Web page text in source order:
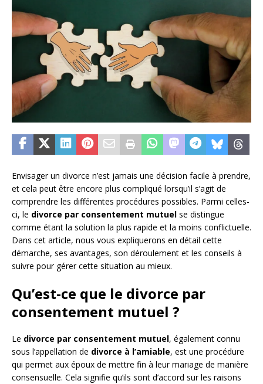
Envisager un divorce n’est jamais une décision facile à prendre,
et cela peut être encore plus compliqué lorsqu’il s’agit de
comprendre les différentes procédures possibles. Parmi celles-
ci, le divorce par consentement mutuel se distingue
comme étant la solution la plus rapide et la moins conflictuelle.
Dans cet article, nous vous expliquerons en détail cette
démarche, ses avantages, son déroulement et les conseils à
suivre pour gérer cette situation au mieux.
Qu’est-ce que le divorce par
consentement mutuel ?
Le divorce par consentement mutuel, également connu
sous l’appellation de divorce à l’amiable, est une procédure
qui permet aux époux de mettre fin à leur mariage de manière
consensuelle. Cela signifie qu’ils sont d’accord sur les raisons